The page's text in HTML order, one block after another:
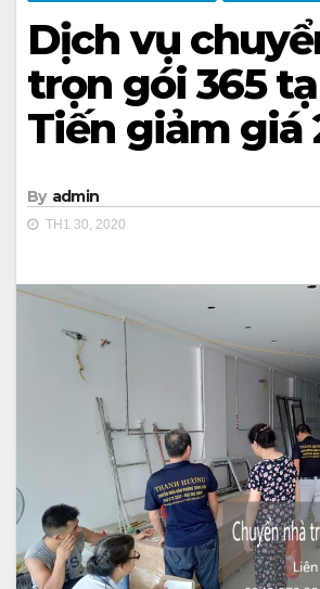
Dịch vụ
trọn gói 365
Tiến giảm giá
By admin
TH1 30, 2020